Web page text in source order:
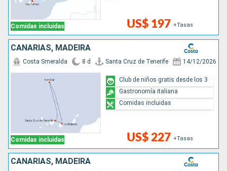
Comidas incluidas US$ 197 +Tasas
CANARIAS, MADEIRA
Comidas incluidas
Costa Smeralda 8 d Santa Cruz de Tenerife 14/12/2026
US$ 227 +Tasas
Club de niños gratis desde los 3
Gastronomía italiana
Comidas incluidas
CANARIAS, MADEIRA